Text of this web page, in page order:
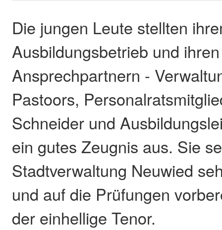
Die jungen Leute stellten
Ausbildungsbetrieb und ihren
Ansprechpartnern -
Pastoors,
Schneider und
ein gutes Zeugnis aus. Sie
Stadtverwaltung Neuwied
und auf die Prüfungen
der einhellige Tenor.